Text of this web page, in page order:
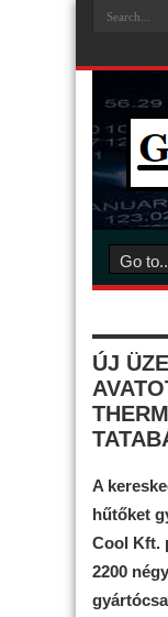
ÚJ
A
hűtőket
Cool Kft.
2200